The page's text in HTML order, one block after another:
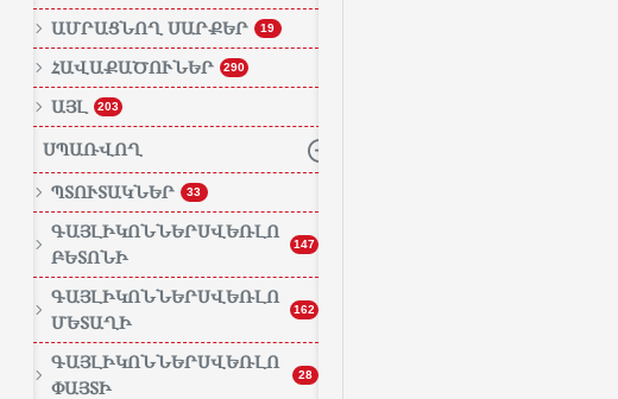
ԱՄՐԱՑՆՈՂ ՍԱՐՔԵՐ 19
ՀԱՎԱՔԱԾՈՒՆԵՐ 290
ԱՅԼ 203
ՍՊԱՌՎՈՂ
ՊՏՈՒՏԱԿՆԵՐ 33
ԳԱՅԼԻԿՈՆՆԵՐՍՎԵՌԼՈ
ԲԵՏՈՆԻ
147
ԳԱՅԼԻԿՈՆՆԵՐՍՎԵՌԼՈ
ՄԵՏԱՂԻ
162
ԳԱՅԼԻԿՈՆՆԵՐՍՎԵՌԼՈ
ՓԱՅՏԻ
28